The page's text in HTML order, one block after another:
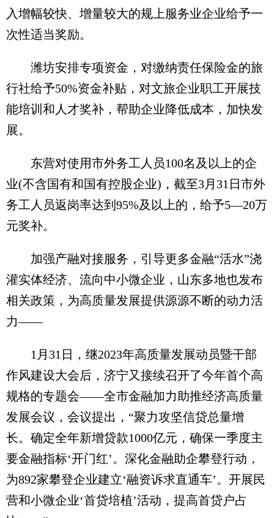
入增幅较快、增量较大的规上服务业企业给予一
次性适当奖励。
潍坊安排专项资金，对缴纳责任保险金的旅
行社给予50%资金补贴，对文旅企业职工开展技
能培训和人才奖补，帮助企业降低成本，加快发
展。
东营对使用市外务工人员100名及以上的企
业(不含国有和国有控股企业)，截至3月31日市外
务工人员返岗率达到95%及以上的，给予5—20万
元奖补。
加强产融对接服务，引导更多金融“活水”浇
灌实体经济、流向中小微企业，山东多地也发布
相关政策，为高质量发展提供源源不断的动力活
力——
1月31日，继2023年高质量发展动员暨干部
作风建设大会后，济宁又接续召开了今年首个高
规格的专题会——全市金融加力助推经济高质量
发展会议，会议提出，“聚力攻坚信贷总量增
长。确定全年新增贷款1000亿元，确保一季度主
要金融指标‘开门红’。深化金融助企攀登行动，
为892家攀登企业建立‘融资诉求直通车’。开展民
营和小微企业‘首贷培植’活动，提高首贷户占